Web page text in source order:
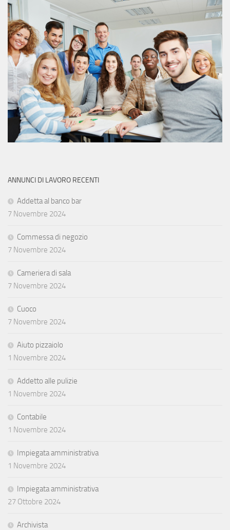
ANNUNCI DI LAVORO RECENTI
Addetta al banco bar
7 Novembre 2024
Commessa di negozio
7 Novembre 2024
Cameriera di sala
7 Novembre 2024
Cuoco
7 Novembre 2024
Aiuto pizzaiolo
1 Novembre 2024
Addetto alle pulizie
1 Novembre 2024
Contabile
1 Novembre 2024
Impiegata amministrativa
1 Novembre 2024
Impiegata amministrativa
27 Ottobre 2024
Archivista